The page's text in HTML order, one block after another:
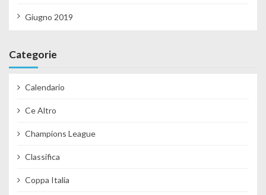
Giugno 2019
Categorie
Calendario
Ce Altro
Champions League
Classifica
Coppa Italia